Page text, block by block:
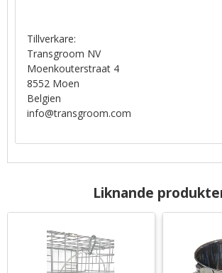
Tillverkare:
Transgroom NV
Moenkouterstraat 4
8552 Moen
Belgien
info@transgroom.com
Liknande